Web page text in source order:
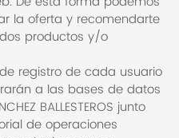
la oferta y recomendarte
productos y/o
registro de cada usuario
a las bases de datos
BALLESTEROS junto
de operaciones